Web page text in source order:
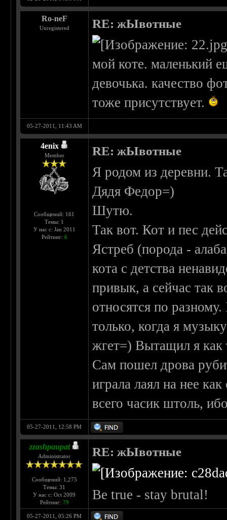
Ro-neF
Unregistered RE: жЫвотные
мой коте. маленький
девочька. качество
тоже присутствует.
05-27-2011, 11:43 AM
4enix
Member
Сообщений: 161
Темы: 1
У нас с: Jan 2011
Рейтинг: 6
RE: жЫвотные
Я родом из деревни.
Дядя Федор=)
Шутю.
Так вот. Кот и пес
Ястреб (порода -
кота с детства
привык, а сейчас так
относятся по
только, когда я
жгет=) Вытащил я как
Сам пошел дрова
играла лаял на нее
всего часик штоль,
05-27-2011, 12:58 PM
zzashpaupat
Administrator
Сообщений: 1,275
Темы: 31
У нас с: Oct 2009
Рейтинг: 79
RE: жЫвотные
Be true - stay brutal!
05-27-2011, 05:26 PM